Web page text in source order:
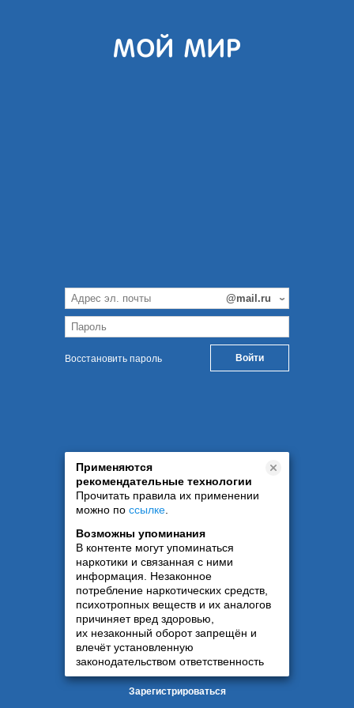
Восстановить пароль
Применяются
рекомендательные технологии
Прочитать правила их применении
можно по ссылке
Возможны упоминания
В контенте могут упоминаться
наркотики и связанная с ними
информация. Незаконное
потребление наркотических средств,
психотропных веществ и их аналогов
причиняет вред здоровью,
их незаконный оборот запрещён и
влечёт установленную
законодательством ответственность
Зарегистрироваться